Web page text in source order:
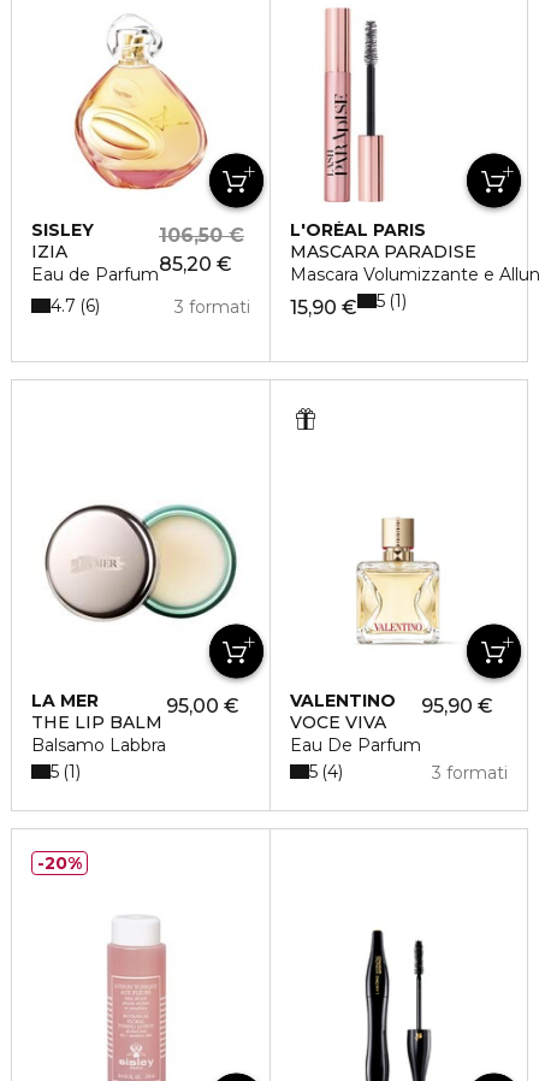
SISLEY
IZIA
Eau de Parfum85,20 €
106,50 €
3 formati
4.7 6
L'ORÉAL PARIS
MASCARA PARADISE
Mascara Volumizzante e
15,90 € 5 1
LA MER
THE LIP BALM
Balsamo Labbra
95,00 €
5 1
VALENTINO
VOCE VIVA
Eau De Parfum
95,90 €
3 formati
5 4
20%